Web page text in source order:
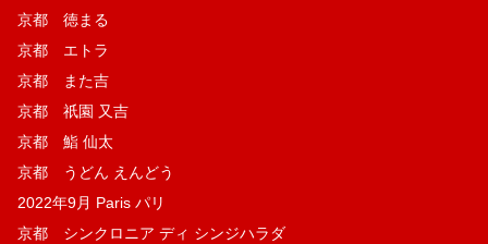
京都 徳まる
京都 エトラ
京都 また吉
京都 祇園 又吉
京都 鮨 仙太
京都 うどん えんどう
2022年9月 Paris パリ
京都 シンクロニア ディ シンジハラダ